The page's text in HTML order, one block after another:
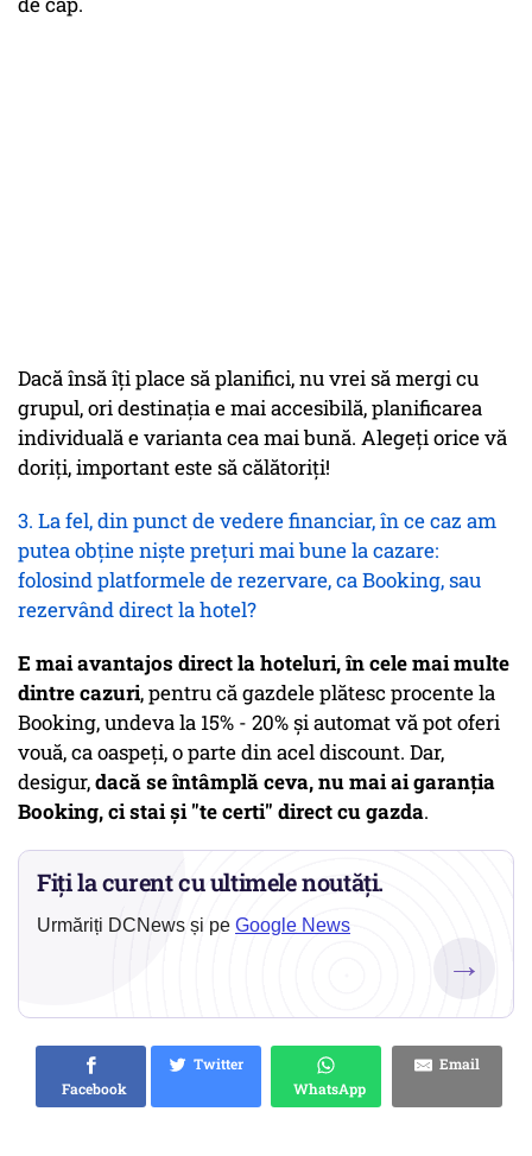
Dacă însă îţi place să planifici, nu vrei să mergi cu
grupul, ori destinaţia e mai accesibilă, planificarea
individuală e varianta cea mai bună. Alegeţi orice vă
doriţi, important este să călătoriţi!
3. La fel, din punct de vedere financiar, în ce caz am
putea obţine nişte preţuri mai bune la cazare:
folosind platformele de rezervare, ca Booking, sau
rezervând direct la hotel?
E mai avantajos direct la hoteluri, în cele mai multe
dintre cazuri, pentru că gazdele plătesc procente la
Booking, undeva la 15% - 20% și automat vă pot oferi
vouă, ca oaspeți, o parte din acel discount. Dar,
desigur,dacă se întâmplă ceva, nu mai ai garanția
Booking, ci stai și "te certi" direct cu gazda.
Fiți la curent cu ultimele noutăți.
Urmăriți DCNews și pe Google News
→
Facebook
Twitter
WhatsApp
Email